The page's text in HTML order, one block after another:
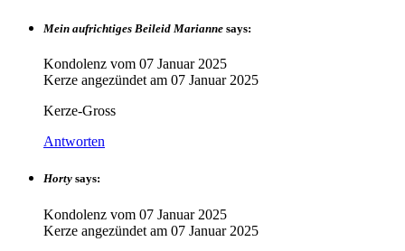
Mein aufrichtiges Beileid Marianne says:
Kondolenz vom 07 Januar 2025
Kerze angezündet am 07 Januar 2025
Kerze-Gross
Antworten
Horty says:
Kondolenz vom 07 Januar 2025
Kerze angezündet am 07 Januar 2025